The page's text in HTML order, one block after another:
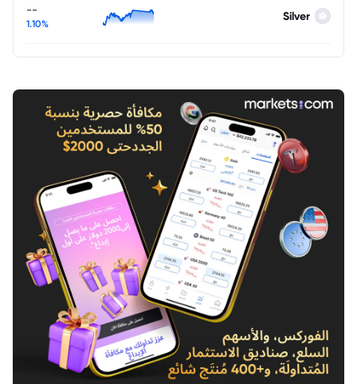
Silver
--
1.10%